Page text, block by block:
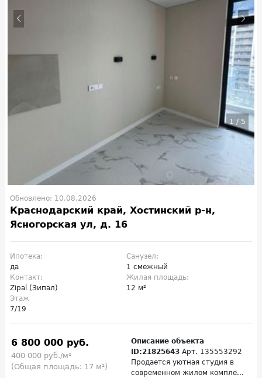
1 / 5
Обновлено: 10.08.2026
Краснодарский край, Хостинский р-н,
Ясногорская ул, д. 16
Ипотека:
да
Санузел:
1 смежный
Контакт:
Zipal (Зипал)
Жилая площадь:
12 м²
Этаж
7/19
6 800 000 руб.
400 000 руб./м²
(Общая площадь: 17 м²)
Описание объекта
ID:21825643 Арт. 135553292
Продается уютная студия в
современном жилом компле...